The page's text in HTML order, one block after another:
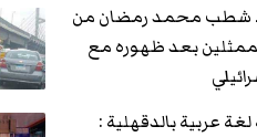
شطب محمد رمضان من
بعد ظهوره مع
عربية بالدقهلية :